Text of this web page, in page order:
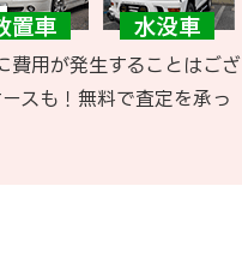
費用が発生することはござ
スも！無料で査定を承っ